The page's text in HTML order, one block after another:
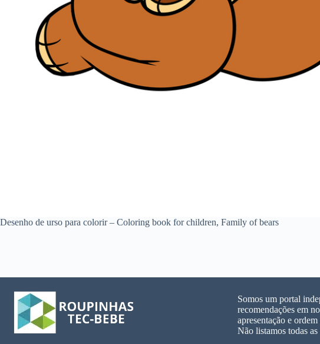
Desenho de urso para colorir – Coloring book for children, Family of bears
Somos um portal
recomendações em
apresentação e
Não listamos todas